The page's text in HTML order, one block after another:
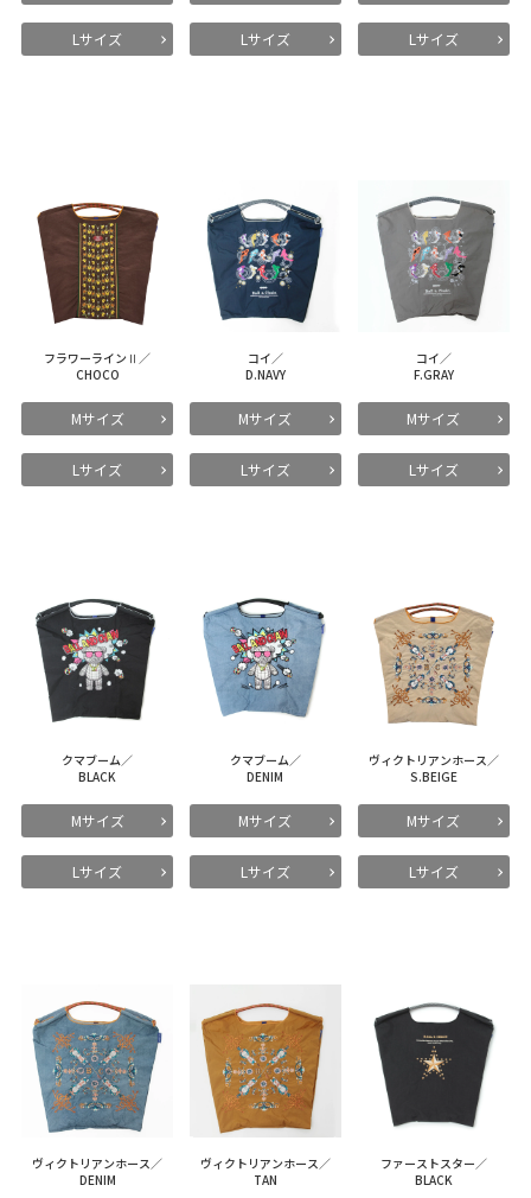
Lサイズ Lサイズ Lサイズ
フラワーラインⅡ／
CHOCO
Mサイズ
Lサイズ
コイ／
D.NAVY
Mサイズ
Lサイズ
コイ／
F.GRAY
Mサイズ
Lサイズ
クマブーム／
BLACK
Mサイズ
Lサイズ
クマブーム／
DENIM
Mサイズ
Lサイズ
ヴィクトリアンホース／
S.BEIGE
Mサイズ
Lサイズ
ヴィクトリアンホース／
DENIM
ヴィクトリアンホース／
TAN
ファーストスター／
BLACK